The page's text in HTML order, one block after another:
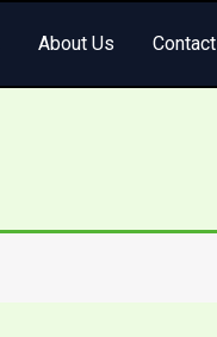
About Us Contact